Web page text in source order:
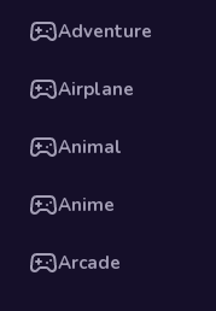
Adventure
Airplane
Animal
Anime
Arcade